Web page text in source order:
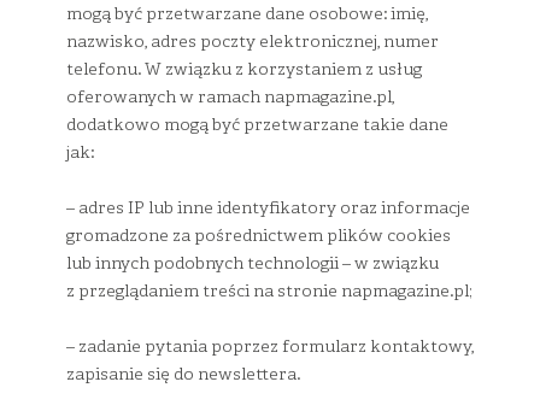
mogą być przetwarzane dane osobowe: imię,
nazwisko, adres poczty elektronicznej, numer
telefonu. W związku z korzystaniem z usług
oferowanych w ramach napmagazine.pl,
dodatkowo mogą być przetwarzane takie dane
jak:
– adres IP lub inne identyfikatory oraz informacje
gromadzone za pośrednictwem plików cookies
lub innych podobnych technologii – w związku
z przeglądaniem treści na stronie napmagazine.pl;
– zadanie pytania poprzez formularz kontaktowy,
zapisanie się do newslettera.